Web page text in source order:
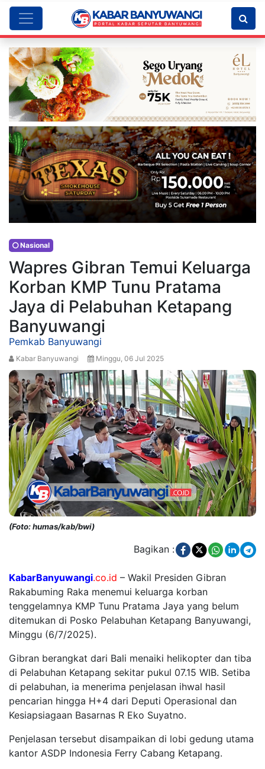
Nasional
Wapres Gibran Temui Keluarga
Korban KMP Tunu Pratama
Jaya di Pelabuhan Ketapang
Banyuwangi
Pemkab Banyuwangi
Kabar Banyuwangi Minggu, 06 Jul 2025
(Foto: humas/kab/bwi)
Bagikan :
KabarBanyuwangi.co.id – Wakil Presiden Gibran
Rakabuming Raka menemui keluarga korban
tenggelamnya KMP Tunu Pratama Jaya yang belum
ditemukan di Posko Pelabuhan Ketapang Banyuwangi,
Minggu (6/7/2025).
Gibran berangkat dari Bali menaiki helikopter dan tiba
di Pelabuhan Ketapang sekitar pukul 07.15 WIB. Setiba
di pelabuhan, ia menerima penjelasan ihwal hasil
pencarian hingga H+4 dari Deputi Operasional dan
Kesiapsiagaan Basarnas R Eko Suyatno.
Penjelasan tersebut disampaikan di lobi gedung utama
kantor ASDP Indonesia Ferry Cabang Ketapang.